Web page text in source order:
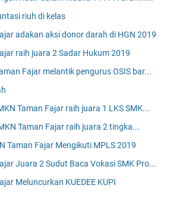
riuh di kelas
adakan aksi donor darah di HGN 2019
raih juara 2 Sadar Hukum 2019
Fajar melantik pengurus OSIS bar...
Taman Fajar raih juara 1 LKS SMK...
Taman Fajar raih juara 2 tingka...
Taman Fajar Mengikuti MPLS 2019
Juara 2 Sudut Baca Vokasi SMK Pro...
Meluncurkan KUEDEE KUPI